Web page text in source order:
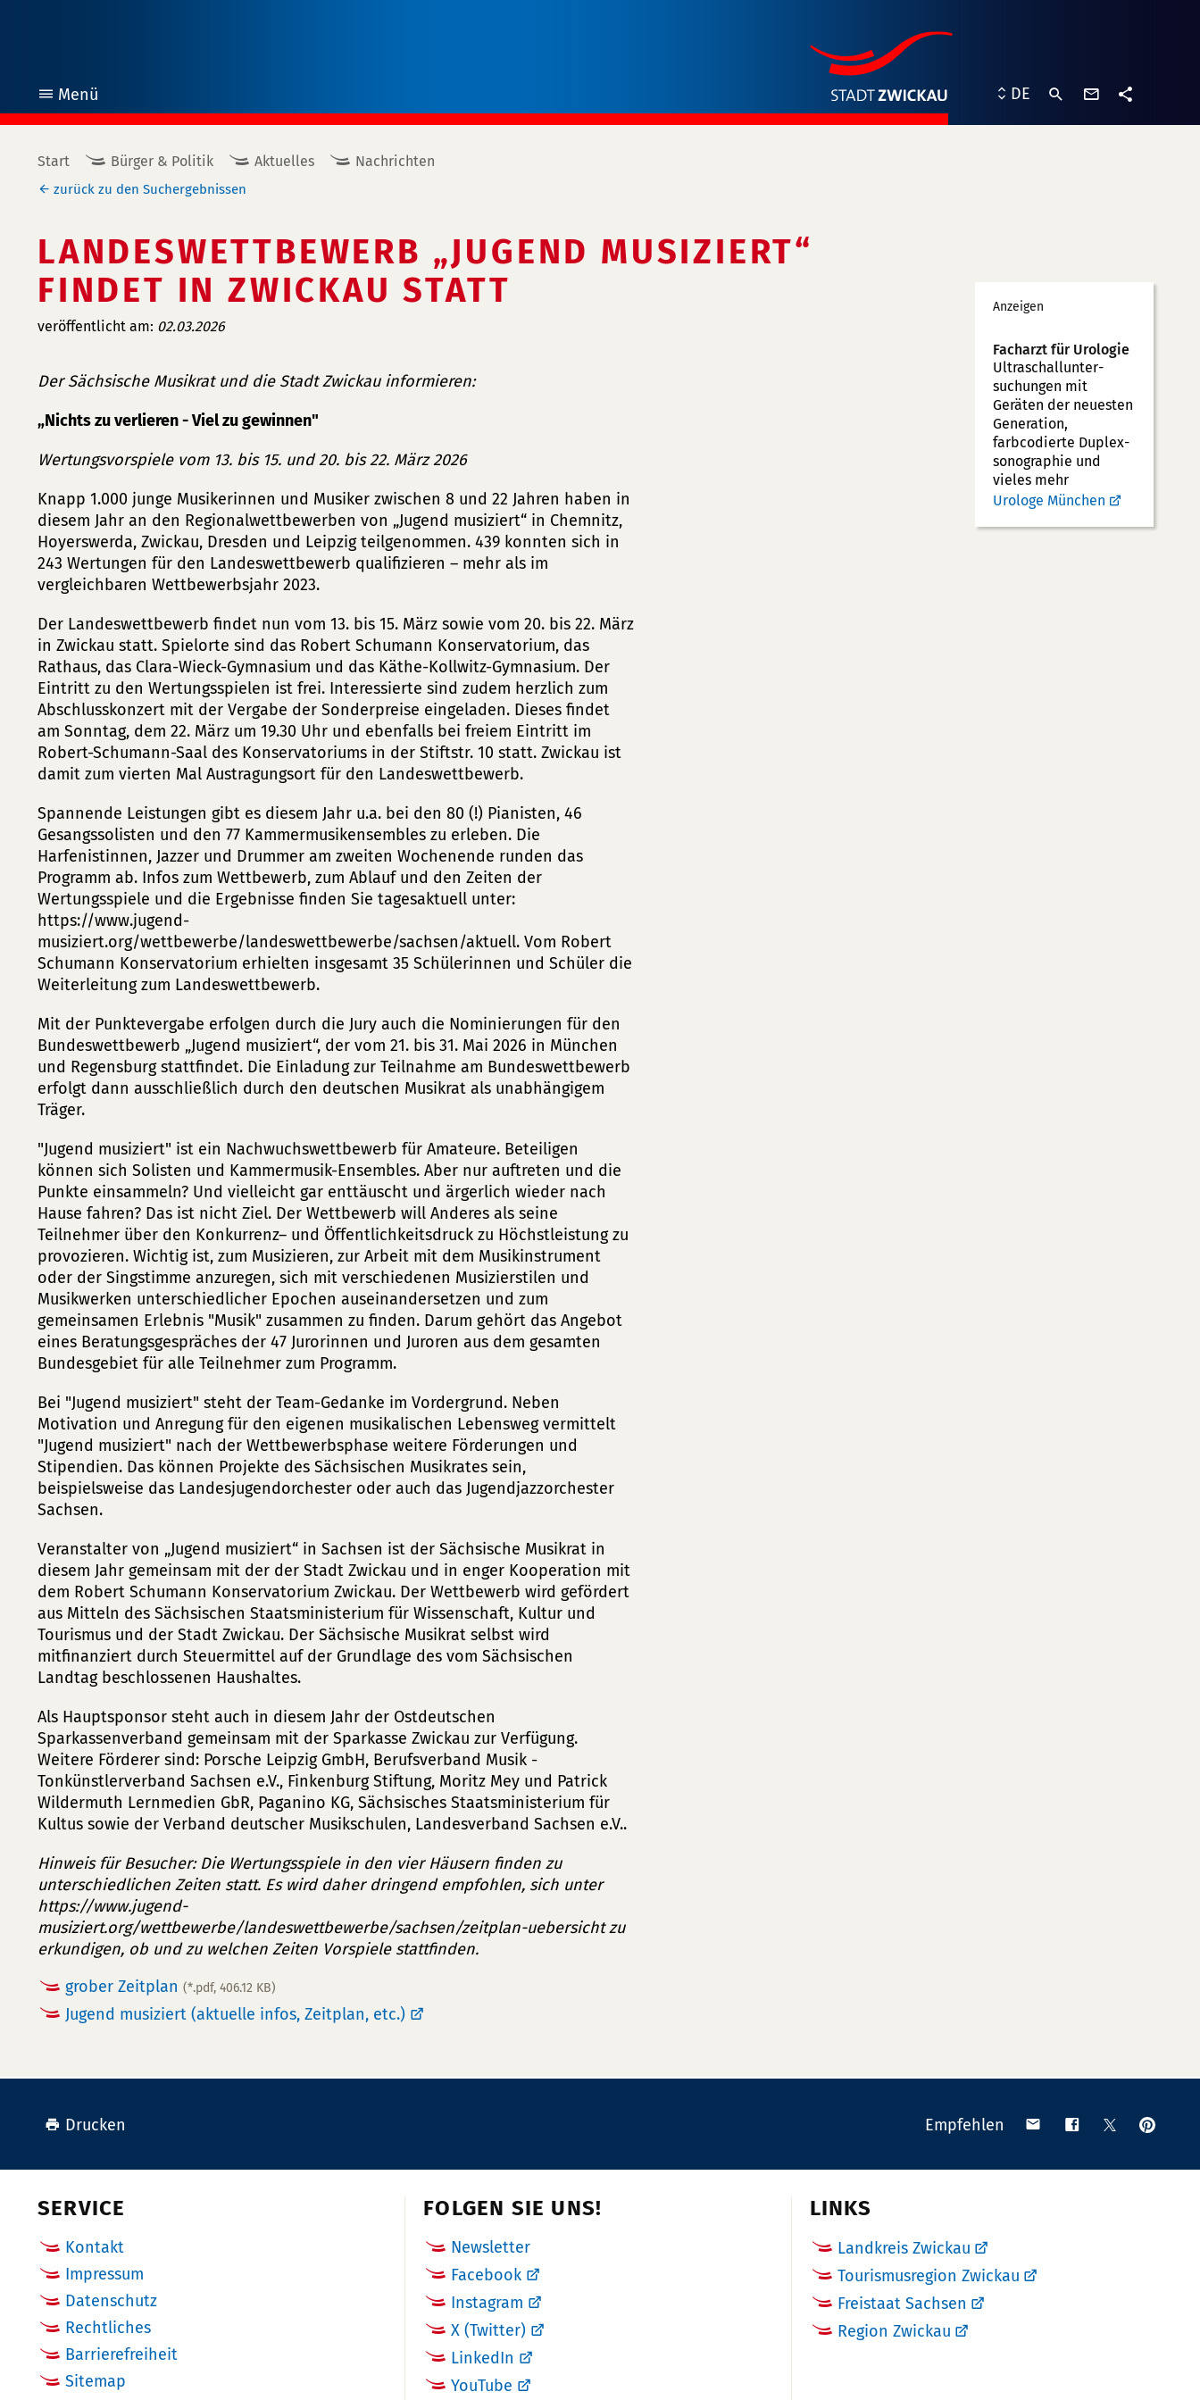
Menü
öffnen
DE
Start Bürger & Politik Aktuelles Nachrichten
zurück zu den Suchergebnissen
LANDESWETTBEWERB „JUGEND MUSIZIERT“
FINDET IN ZWICKAU STATT
veröffentlicht am: 02.03.2026
Der Sächsische Musikrat und die Stadt Zwickau informieren:
„Nichts zu verlieren - Viel zu gewinnen"
Wertungsvorspiele vom 13. bis 15. und 20. bis 22. März 2026
Knapp 1.000 junge Musikerinnen und Musiker zwischen 8 und 22 Jahren haben in
diesem Jahr an den Regionalwettbewerben von „Jugend musiziert“ in Chemnitz,
Hoyerswerda, Zwickau, Dresden und Leipzig teilgenommen. 439 konnten sich in
243 Wertungen für den Landeswettbewerb qualifizieren – mehr als im
vergleichbaren Wettbewerbsjahr 2023.
Der Landeswettbewerb findet nun vom 13. bis 15. März sowie vom 20. bis 22. März
in Zwickau statt. Spielorte sind das Robert Schumann Konservatorium, das
Rathaus, das Clara-Wieck-Gymnasium und das Käthe-Kollwitz-Gymnasium. Der
Eintritt zu den Wertungsspielen ist frei. Interessierte sind zudem herzlich zum
Abschlusskonzert mit der Vergabe der Sonderpreise eingeladen. Dieses findet
am Sonntag, dem 22. März um 19.30 Uhr und ebenfalls bei freiem Eintritt im
Robert-Schumann-Saal des Konservatoriums in der Stiftstr. 10 statt. Zwickau ist
damit zum vierten Mal Austragungsort für den Landeswettbewerb.
Spannende Leistungen gibt es diesem Jahr u.a. bei den 80 (!) Pianisten, 46
Gesangssolisten und den 77 Kammermusikensembles zu erleben. Die
Harfenistinnen, Jazzer und Drummer am zweiten Wochenende runden das
Programm ab. Infos zum Wettbewerb, zum Ablauf und den Zeiten der
Wertungsspiele und die Ergebnisse finden Sie tagesaktuell unter:
https://www.jugend-
musiziert.org/wettbewerbe/landeswettbewerbe/sachsen/aktuell. Vom Robert
Schumann Konservatorium erhielten insgesamt 35 Schülerinnen und Schüler die
Weiterleitung zum Landeswettbewerb.
Mit der Punktevergabe erfolgen durch die Jury auch die Nominierungen für den
Bundeswettbewerb „Jugend musiziert“, der vom 21. bis 31. Mai 2026 in München
und Regensburg stattfindet. Die Einladung zur Teilnahme am Bundeswettbewerb
erfolgt dann ausschließlich durch den deutschen Musikrat als unabhängigem
Träger.
"Jugend musiziert" ist ein Nachwuchswettbewerb für Amateure. Beteiligen
können sich Solisten und Kammermusik-Ensembles. Aber nur auftreten und die
Punkte einsammeln? Und vielleicht gar enttäuscht und ärgerlich wieder nach
Hause fahren? Das ist nicht Ziel. Der Wettbewerb will Anderes als seine
Teilnehmer über den Konkurrenz– und Öffentlichkeitsdruck zu Höchstleistung zu
provozieren. Wichtig ist, zum Musizieren, zur Arbeit mit dem Musikinstrument
oder der Singstimme anzuregen, sich mit verschiedenen Musizierstilen und
Musikwerken unterschiedlicher Epochen auseinandersetzen und zum
gemeinsamen Erlebnis "Musik" zusammen zu finden. Darum gehört das Angebot
eines Beratungsgespräches der 47 Jurorinnen und Juroren aus dem gesamten
Bundesgebiet für alle Teilnehmer zum Programm.
Bei "Jugend musiziert" steht der Team-Gedanke im Vordergrund. Neben
Motivation und Anregung für den eigenen musikalischen Lebensweg vermittelt
"Jugend musiziert" nach der Wettbewerbsphase weitere Förderungen und
Stipendien. Das können Projekte des Sächsischen Musikrates sein,
beispielsweise das Landesjugendorchester oder auch das Jugendjazzorchester
Sachsen.
Veranstalter von „Jugend musiziert“ in Sachsen ist der Sächsische Musikrat in
diesem Jahr gemeinsam mit der der Stadt Zwickau und in enger Kooperation mit
dem Robert Schumann Konservatorium Zwickau. Der Wettbewerb wird gefördert
aus Mitteln des Sächsischen Staatsministerium für Wissenschaft, Kultur und
Tourismus und der Stadt Zwickau. Der Sächsische Musikrat selbst wird
mitfinanziert durch Steuermittel auf der Grundlage des vom Sächsischen
Landtag beschlossenen Haushaltes.
Als Hauptsponsor steht auch in diesem Jahr der Ostdeutschen
Sparkassenverband gemeinsam mit der Sparkasse Zwickau zur Verfügung.
Weitere Förderer sind: Porsche Leipzig GmbH, Berufsverband Musik -
Tonkünstlerverband Sachsen e.V., Finkenburg Stiftung, Moritz Mey und Patrick
Wildermuth Lernmedien GbR, Paganino KG, Sächsisches Staatsministerium für
Kultus sowie der Verband deutscher Musikschulen, Landesverband Sachsen e.V..
Hinweis für Besucher: Die Wertungsspiele in den vier Häusern finden zu
unterschiedlichen Zeiten statt. Es wird daher dringend empfohlen, sich unter
https://www.jugend-
musiziert.org/wettbewerbe/landeswettbewerbe/sachsen/zeitplan-uebersicht zu
erkundigen, ob und zu welchen Zeiten Vorspiele stattfinden.
grober Zeitplan (*.pdf, 406.12 KB)
Jugend musiziert (aktuelle infos, Zeitplan, etc.)
Werbung
Anzeigen
Facharzt für Urologie
Ultraschallunter­
suchungen mit
Geräten der neuesten
Generation,
farbcodierte Duplex­
sonographie und
vieles mehr
Urologe München
Drucken Empfehlen
Teilen Teilen Teilen
SERVICE
Kontakt
Impressum
Datenschutz
Rechtliches
Barrierefreiheit
Sitemap
FOLGEN SIE UNS!
Newsletter
Facebook
Instagram
X (Twitter)
LinkedIn
YouTube
LINKS
Landkreis Zwickau
Tourismusregion Zwickau
Freistaat Sachsen
Region Zwickau